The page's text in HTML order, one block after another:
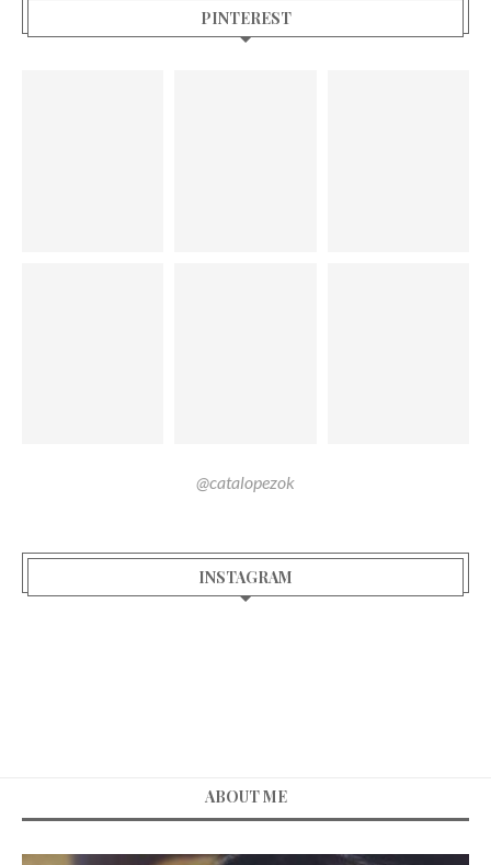
PINTEREST
@catalopezok
INSTAGRAM
ABOUT ME